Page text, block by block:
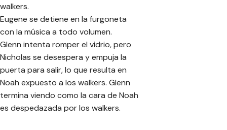
walkers.
Eugene se detiene en la furgoneta
con la música a todo volumen.
Glenn intenta romper el vidrio, pero
Nicholas se desespera y empuja la
puerta para salir, lo que resulta en
Noah expuesto a los walkers. Glenn
termina viendo como la cara de Noah
es despedazada por los walkers.